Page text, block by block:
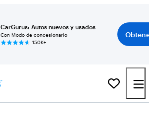
CarGurus: Autos nuevos y usados
Con Modo de concesionario
150K+